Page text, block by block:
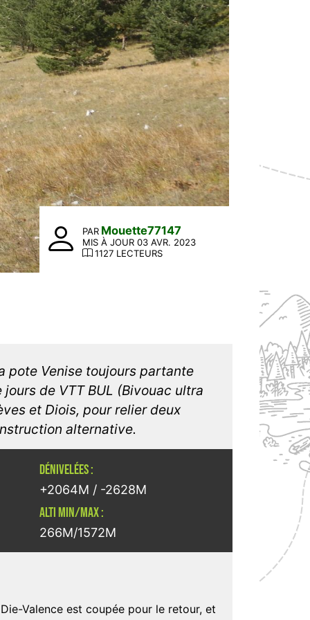
PAR Mouette77147
MIS À JOUR 03 AVR. 2023
1127 LECTEURS
pote Venise toujours partante
de VTT BUL (Bivouac ultra
et Diois, pour relier deux
alternative.
DÉNIVELÉES :
+2064M / -2628M
ALTI MIN/MAX :
266M/1572M
Valence est coupée pour le retour, et